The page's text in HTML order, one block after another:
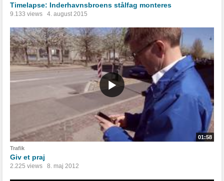
Timelapse: Inderhavnsbroens stålfag monteres
9.133 views 4. august 2015
01:58
Trafik
Giv et praj
2.225 views 8. maj 2012